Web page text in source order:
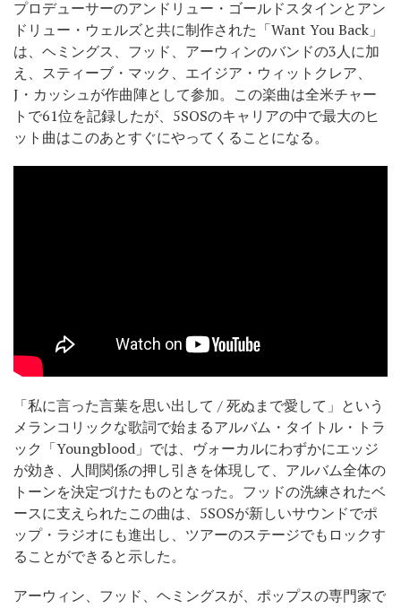
プロデューサーのアンドリュー・ゴールドスタインとアン
ドリュー・ウェルズと共に制作された「Want You Back」
は、ヘミングス、フッド、アーウィンのバンドの3人に加
え、スティーブ・マック、エイジア・ウィットクレア、
J・カッシュが作曲陣として参加。この楽曲は全米チャー
トで61位を記録したが、5SOSのキャリアの中で最大のヒ
ット曲はこのあとすぐにやってくることになる。
「私に言った言葉を思い出して / 死ぬまで愛して」という
メランコリックな歌詞で始まるアルバム・タイトル・トラ
ック「Youngblood」では、ヴォーカルにわずかにエッジ
が効き、人間関係の押し引きを体現して、アルバム全体の
トーンを決定づけたものとなった。フッドの洗練されたベ
ースに支えられたこの曲は、5SOSが新しいサウンドでポ
ップ・ラジオにも進出し、ツアーのステージでもロックす
ることができると示した。
アーウィン、フッド、ヘミングスが、ポップスの専門家で